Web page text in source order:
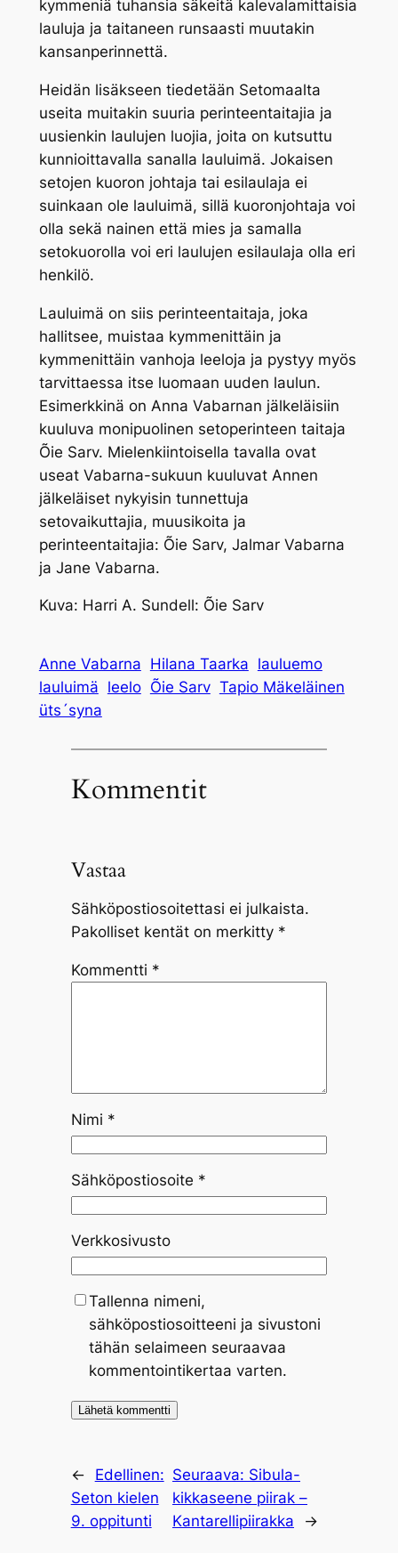
kymmeniä tuhansia säkeitä kalevalamittaisia
lauluja ja taitaneen runsaasti muutakin
kansanperinnettä.
Heidän lisäkseen tiedetään Setomaalta
useita muitakin suuria perinteentaitajia ja
uusienkin laulujen luojia, joita on kutsuttu
kunnioittavalla sanalla lauluimä. Jokaisen
setojen kuoron johtaja tai esilaulaja ei
suinkaan ole lauluimä, sillä kuoronjohtaja voi
olla sekä nainen että mies ja samalla
setokuorolla voi eri laulujen esilaulaja olla eri
henkilö.
Lauluimä on siis perinteentaitaja, joka
hallitsee, muistaa kymmenittäin ja
kymmenittäin vanhoja leeloja ja pystyy myös
tarvittaessa itse luomaan uuden laulun.
Esimerkkinä on Anna Vabarnan jälkeläisiin
kuuluva monipuolinen setoperinteen taitaja
Õie Sarv. Mielenkiintoisella tavalla ovat
useat Vabarna-sukuun kuuluvat Annen
jälkeläiset nykyisin tunnettuja
setovaikuttajia, muusikoita ja
perinteentaitajia: Õie Sarv, Jalmar Vabarna
ja Jane Vabarna.
Kuva: Harri A. Sundell: Õie Sarv
Anne Vabarna Hilana Taarka lauluemo
lauluimä leelo Õie Sarv Tapio Mäkeläinen
üts´syna
Kommentit
Vastaa
Sähköpostiosoitettasi ei julkaista.
Pakolliset kentät on merkitty *
Kommentti *
Nimi *
Sähköpostiosoite *
Verkkosivusto
Tallenna nimeni,
sähköpostiosoitteeni ja sivustoni
tähän selaimeen seuraavaa
kommentointikertaa varten.
←
Edellinen:
Seton kielen
9. oppitunti
Seuraava: Sibula-
kikkaseene piirak –
Kantarellipiirakka
→